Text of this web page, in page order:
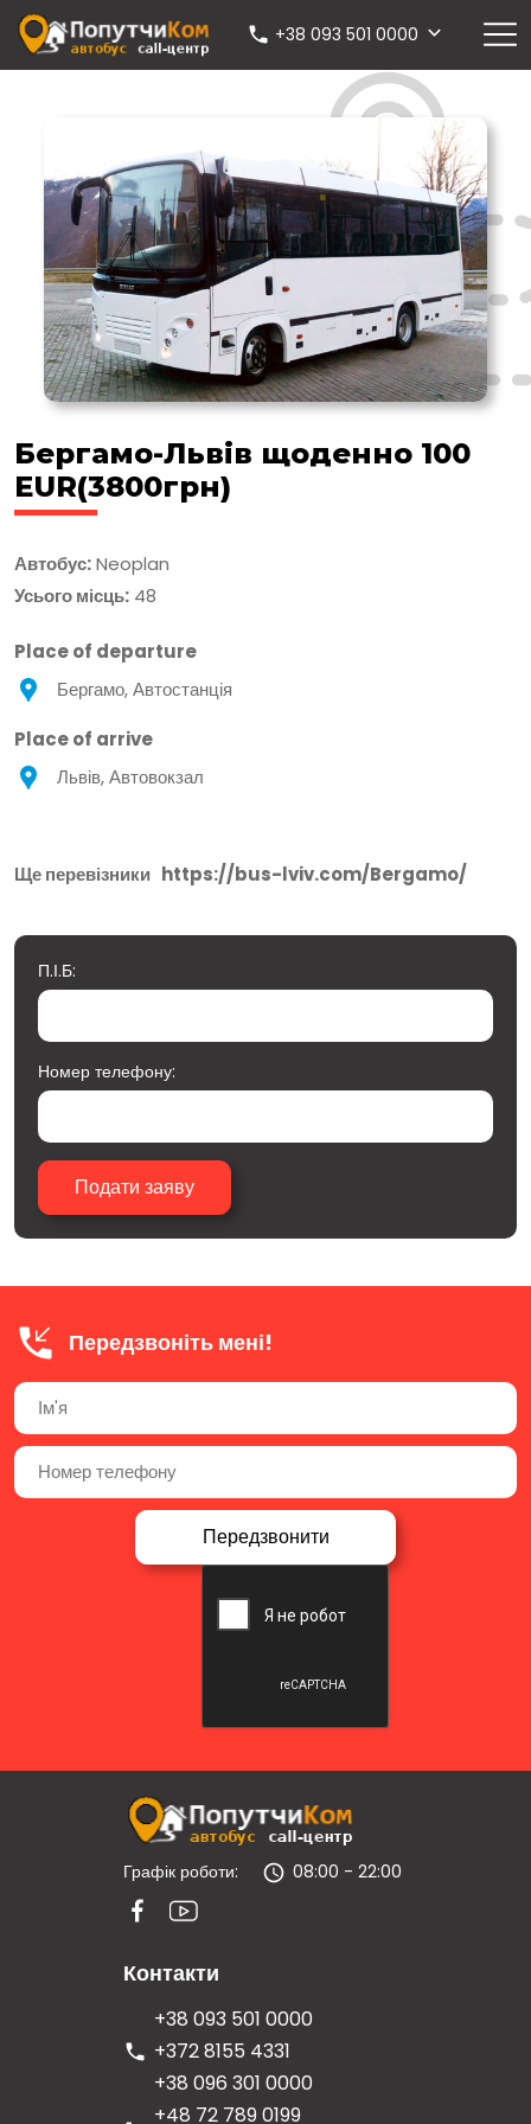
+38 093 501 0000
Бергамо-Львів щоденно 100
EUR(3800грн)
Автобус:Neoplan
Усього місць: 48
Place of departure
Бергамо, Автостанція
Place of arrive
Львів, Автовокзал
Ще перевізники https://bus-lviv.com/Bergamo/
П.І.Б:
Номер телефону:
Передзвоніть мені!
Графік роботи: 08:00 - 22:00
Контакти
+38 093 501 0000
+372 8155 4331
+38 096 301 0000
+48 72 789 0199